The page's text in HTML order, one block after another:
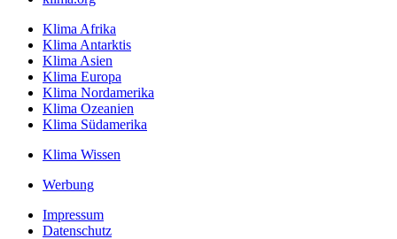
Klima Afrika
Klima Antarktis
Klima Asien
Klima Europa
Klima Nordamerika
Klima Ozeanien
Klima Südamerika
Klima Wissen
Werbung
Impressum
Datenschutz